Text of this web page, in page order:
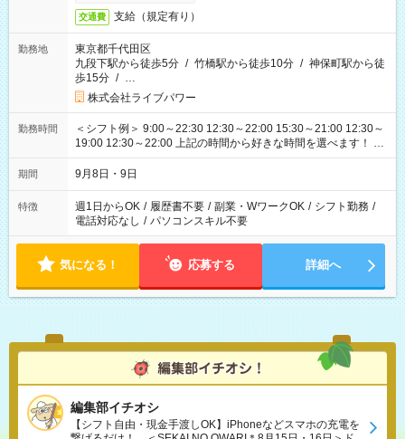
交通費 支給（規定有り）
勤務地
東京都千代田区
九段下駅から徒歩5分 / 竹橋駅から徒歩10分 / 神保町駅から徒
歩15分 / …
株式会社ライブパワー
勤務時間
＜シフト例＞ 9:00～22:30 12:30～22:00 15:30～21:00 12:30～
19:00 12:30～22:00 上記の時間から好きな時間を選べます！ ※
時間は変更となる可能性があります
期間 9月8日・9日
特徴 週1日からOK / 履歴書不要 / 副業・WワークOK / シフト勤務 /
電話対応なし / パソコンスキル不要
気になる！ 応募する 詳細へ
編集部イチオシ
【シフト自由・現金手渡しOK】iPhoneなどスマホの充電を